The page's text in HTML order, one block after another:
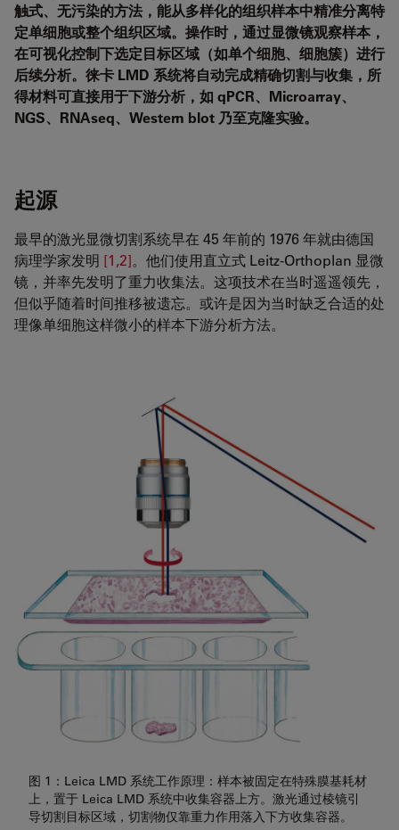
触式、无污染的方法，能从多样化的组织样本中精准分离特
定单细胞或整个组织区域。操作时，通过显微镜观察样本，
在可视化控制下选定目标区域（如单个细胞、细胞簇）进行
后续分析。徕卡 LMD 系统将自动完成精确切割与收集，所
得材料可直接用于下游分析，如 qPCR、Microarray、
NGS、RNAseq、Western blot 乃至克隆实验。
起源
最早的激光显微切割系统早在 45 年前的 1976 年就由德国
病理学家发明 [1,2]。他们使用直立式 Leitz-Orthoplan 显微
镜，并率先发明了重力收集法。这项技术在当时遥遥领先，
但似乎随着时间推移被遗忘。或许是因为当时缺乏合适的处
理像单细胞这样微小的样本下游分析方法。
图 1：Leica LMD 系统工作原理：样本被固定在特殊膜基耗材
上，置于 Leica LMD 系统中收集容器上方。激光通过棱镜引
导切割目标区域，切割物仅靠重力作用落入下方收集容器。